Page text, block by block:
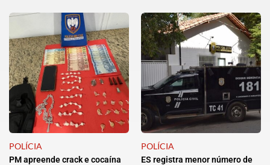
POLÍCIA
PM apreende crack e cocaína
POLÍCIA
ES registra menor número de